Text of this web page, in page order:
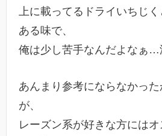
上に載ってるドライいちじ
ある味で、
俺は少し苦手なんだよなぁ…
あんまり参考にならなかっ
が、
レーズン系が好きな方には